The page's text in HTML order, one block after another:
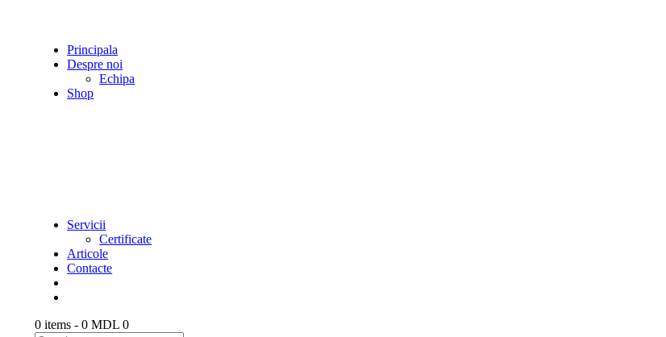
Principala
Despre noi
Echipa
Shop
Servicii
Certificate
Articole
Contacte
0 items -0 MDL 0